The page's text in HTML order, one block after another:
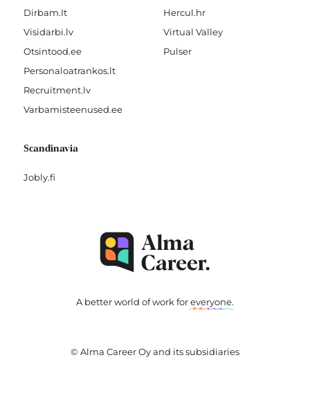
Dirbam.It
Visidarbi.lv
Otsintood.ee
Personaloatrankos.lt
Recruitment.lv
Varbamisteenused.ee
Hercul.hr
Virtual Valley
Pulser
Scandinavia
Jobly.fi
A better world of work foreveryone.
© Alma Career Oy and its subsidiaries